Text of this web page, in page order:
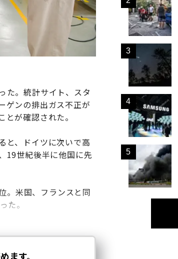
た。統計サイト、スタ
ゲンの排出ガス不正が
が確認された。
と、ドイツに次いで高
19世紀後半に他国に先
。米国、フランスと同
た。